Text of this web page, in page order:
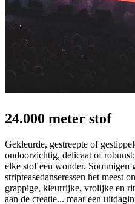
24.000 meter stof
Gekleurde, gestreepte of
ondoorzichtig, delicaat of
elke stof een wonder. Sommigen
stripteasedanseressen het meest
grappige, kleurrijke, vrolijke en
aan de creatie... maar een